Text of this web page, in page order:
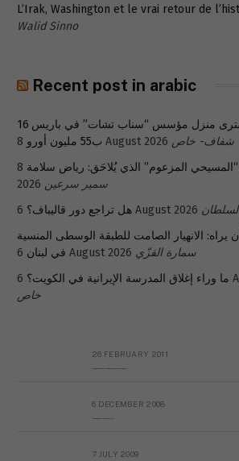
L’Irak, Washington et le vrai retour de
Walid Sinno
Recent post in arabic
رودولف سعادة اشترى منزل مؤسس “سناب تشات” في باريس 16
ب55 مليون أورو 8 August 2026 شفاف- خاص
المزعوم” الذي يُلاحَق: رياض سلامة 8 August
2026 سمير سرعين
هل تراجع دور قاليباف؟ 6 August 2026
يراه: الانهيار الصامت للطبقة الوسطى المنسية
في لبنان 6 August 2026 سمارة القزّي
ما وراء إغلاق المدرسة الإيرانية في الكويت؟
خاص
26 FEBRUARY 2011
6 DECEMBER 2008
7 JULY 2009